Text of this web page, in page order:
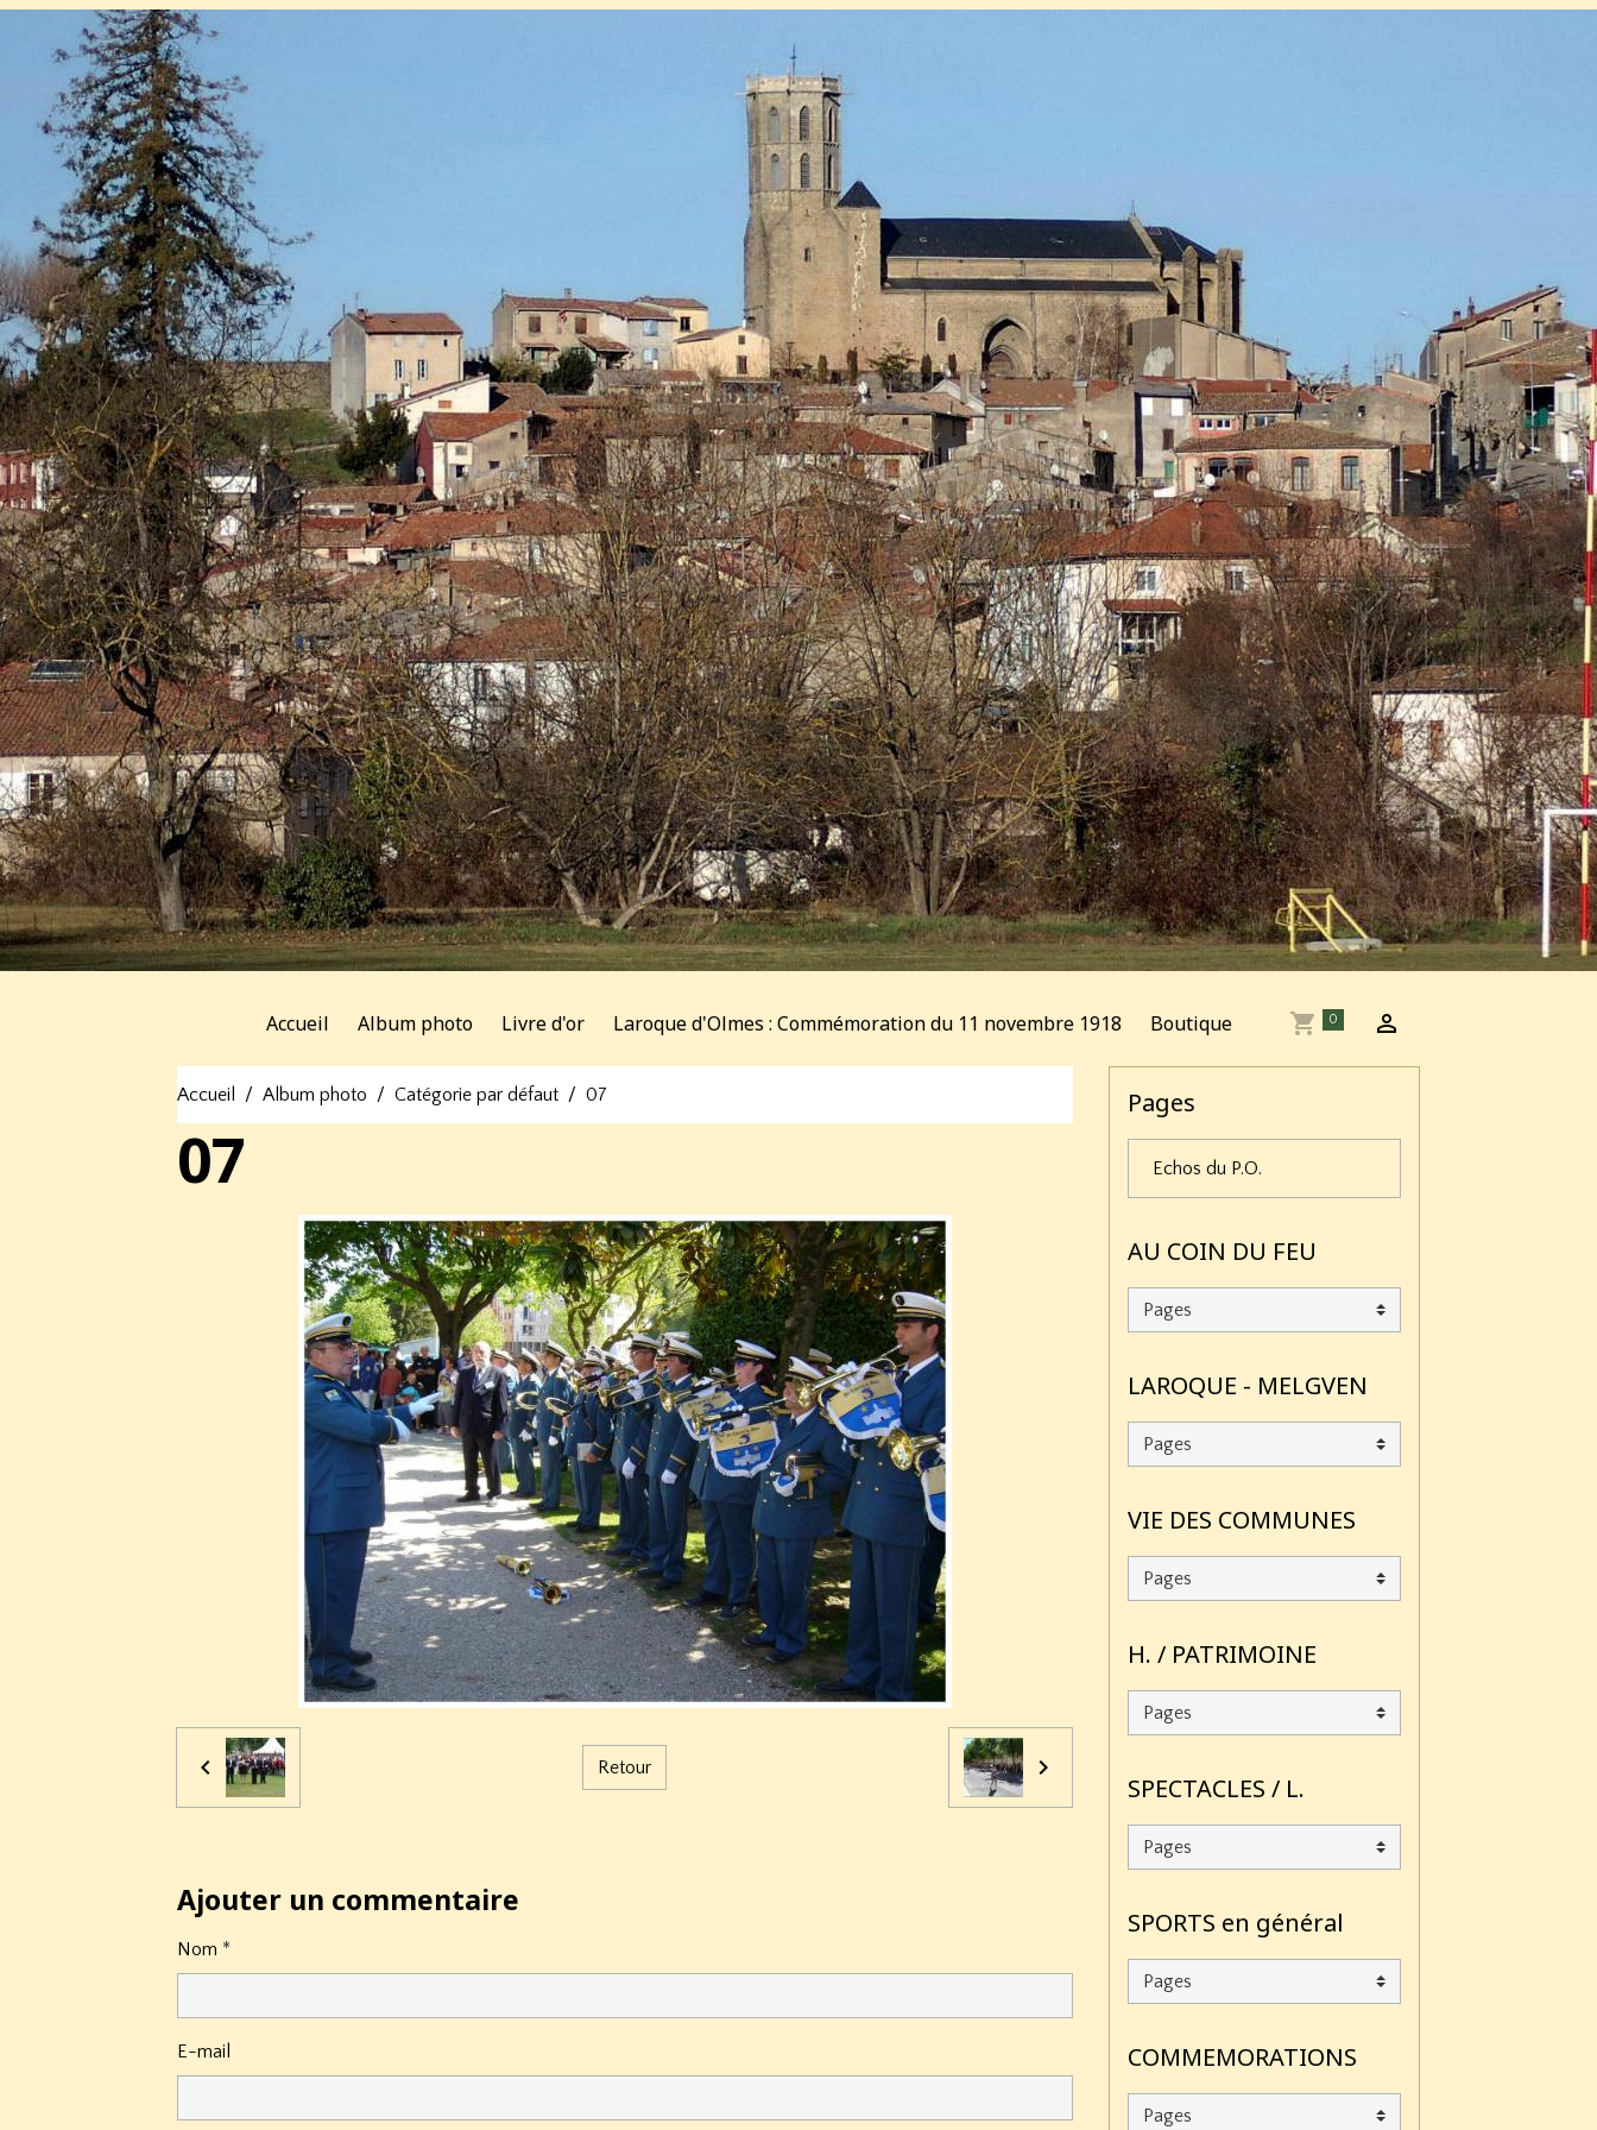
Accueil Album photo Livre d'or Laroque d'Olmes : Commémoration du 11 novembre 1918 Boutique 0
Accueil Album photo Catégorie par défaut 07
07
Retour
Ajouter un commentaire
Nom
E-mail
Pages
Echos du P.O.
AU COIN DU FEU
LAROQUE - MELGVEN
VIE DES COMMUNES
H. / PATRIMOINE
SPECTACLES / L.
SPORTS en général
COMMEMORATIONS